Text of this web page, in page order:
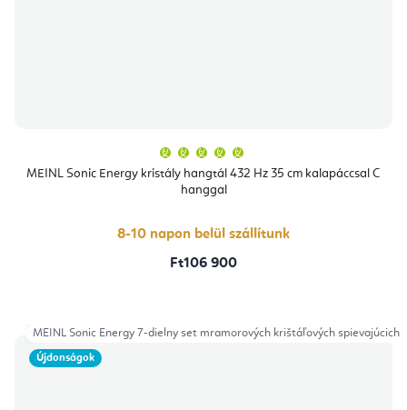
MEINL Sonic Energy kristály hangtál 432 Hz 35 cm kalapáccsal C
hanggal
átlagos
értékelése
csillag.
8-10 napon belül szállítunk
Ft106 900
Újdonságok
MEINL Sonic Energy 7-dielny set mramorových krištáľových spievajúcich